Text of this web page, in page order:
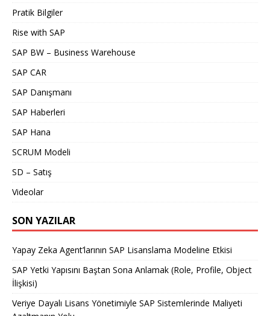
Pratik Bilgiler
Rise with SAP
SAP BW – Business Warehouse
SAP CAR
SAP Danışmanı
SAP Haberleri
SAP Hana
SCRUM Modeli
SD – Satış
Videolar
SON YAZILAR
Yapay Zeka Agent’larının SAP Lisanslama Modeline Etkisi
SAP Yetki Yapısını Baştan Sona Anlamak (Role, Profile, Object
İlişkisi)
Veriye Dayalı Lisans Yönetimiyle SAP Sistemlerinde Maliyeti